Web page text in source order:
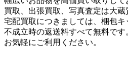
買取、出張買取、写真査定は大蔵
宅配買取につきましては、梱包
不成立時の返送料すべて無料です
お気軽にご利用ください。